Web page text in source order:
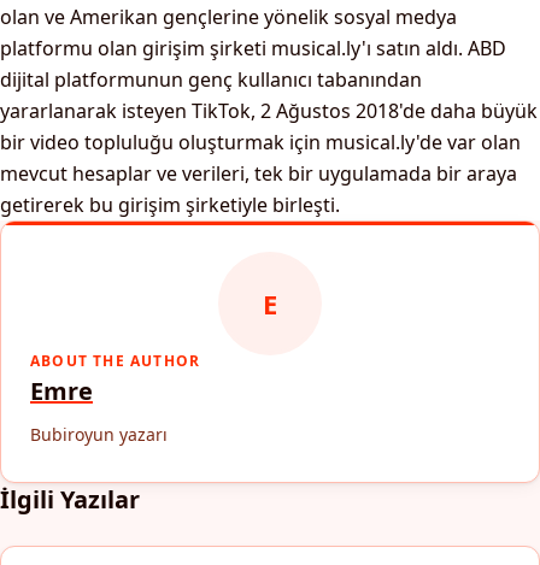
olan ve Amerikan gençlerine yönelik sosyal medya
platformu olan girişim şirketi musical.ly'ı satın aldı. ABD
dijital platformunun genç kullanıcı tabanından
yararlanarak isteyen TikTok, 2 Ağustos 2018'de daha büyük
bir video topluluğu oluşturmak için musical.ly'de var olan
mevcut hesaplar ve verileri, tek bir uygulamada bir araya
getirerek bu girişim şirketiyle birleşti.
E
ABOUT THE AUTHOR
Emre
Bubiroyun yazarı
İlgili Yazılar